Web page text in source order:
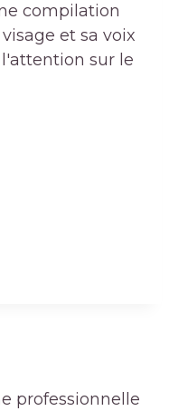
compilation
et sa voix
sur le
professionnelle